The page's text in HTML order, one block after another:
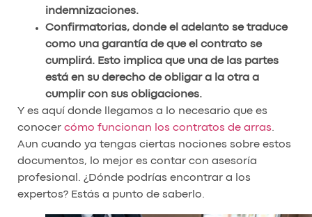
indemnizaciones.
Confirmatorias, donde el adelanto se traduce
como una garantía de que el contrato se
cumplirá. Esto implica que una de las partes
está en su derecho de obligar a la otra a
cumplir con sus obligaciones.
Y es aquí donde llegamos a lo necesario que es
conocer cómo funcionan los contratos de arras
Aun cuando ya tengas ciertas nociones sobre estos
documentos, lo mejor es contar con asesoría
profesional. ¿Dónde podrías encontrar a los
expertos? Estás a punto de saberlo.